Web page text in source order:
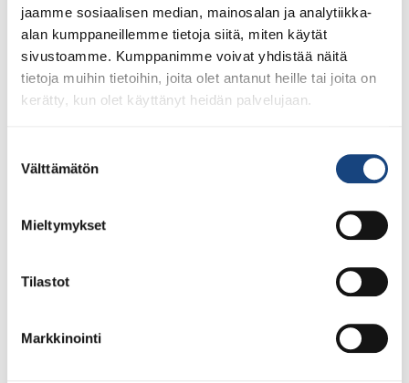
jaamme sosiaalisen median, mainosalan ja analytiikka-
alan kumppaneillemme tietoja siitä, miten käytät
sivustoamme. Kumppanimme voivat yhdistää näitä
tietoja muihin tietoihin, joita olet antanut heille tai joita on
kerätty, kun olet käyttänyt heidän palvelujaan.
valinta
Välttämätön
Mieltymykset
Tilastot
Markkinointi
Seuraan kannattaa perustaa kehittämistiimi, jonka
Tähtiseuraksi. Tiimi tuo prosessiin seuran eri